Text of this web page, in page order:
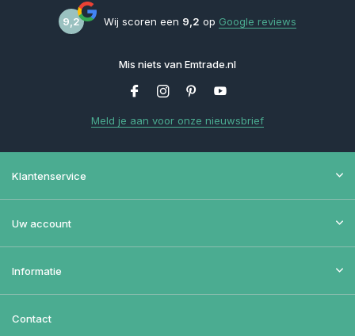
9,2 Wij scoren een 9,2 op Google reviews
Mis niets van Emtrade.nl
Meld je aan voor onze nieuwsbrief
Klantenservice
Uw account
Informatie
Contact